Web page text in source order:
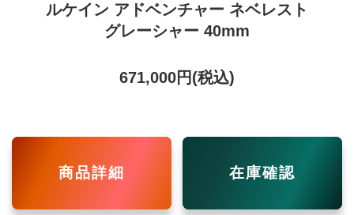
ルケイン アドベンチャー ネベレスト
グレーシャー 40mm
671,000円(税込)
商品詳細 在庫確認